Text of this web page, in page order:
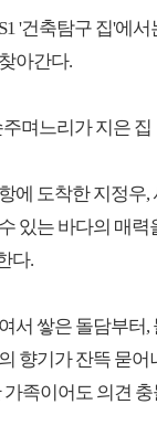
'건축탐구 집'에
아간다.
며느리가 지은 집
에 도착한 지정우
있는 바다의 매
다.
서 쌓은 돌담부터
향기가 잔뜩 묻
가족이어도 의견